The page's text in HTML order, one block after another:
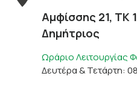
Αμφίσσης 21, ΤΚ
Δημήτριος
Ωράριο Λειτουργίας
Δευτέρα & Τετάρτη: